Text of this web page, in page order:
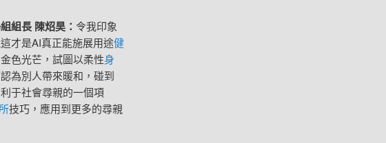
組長 陳炤昊： 令我印象
才是AI真正能施展用途健
色光芒，試圖以柔性身
為別人帶來暖和，碰到
于社會尋親的一個項
技巧，應用到更多的尋親